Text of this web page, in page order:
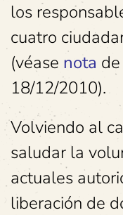
los
cuatro
(véase nota
18/12/2010).
Volviendo al
saludar la
actuales
liberación de